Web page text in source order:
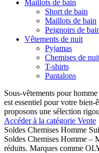
Maillots de bain
Short de bain
Maillots de bain
Peignoirs de
Vêtements de nuit
Pyjamas
Chemises de
T-shirts
Pantalons
Sous-vêtements pour
est essentiel pour votre
proposons une sélection
Accéder à la catégorie Vente
Soldes Chemises Homme
Soldes Chemises Homme –
réduits. Marques comme